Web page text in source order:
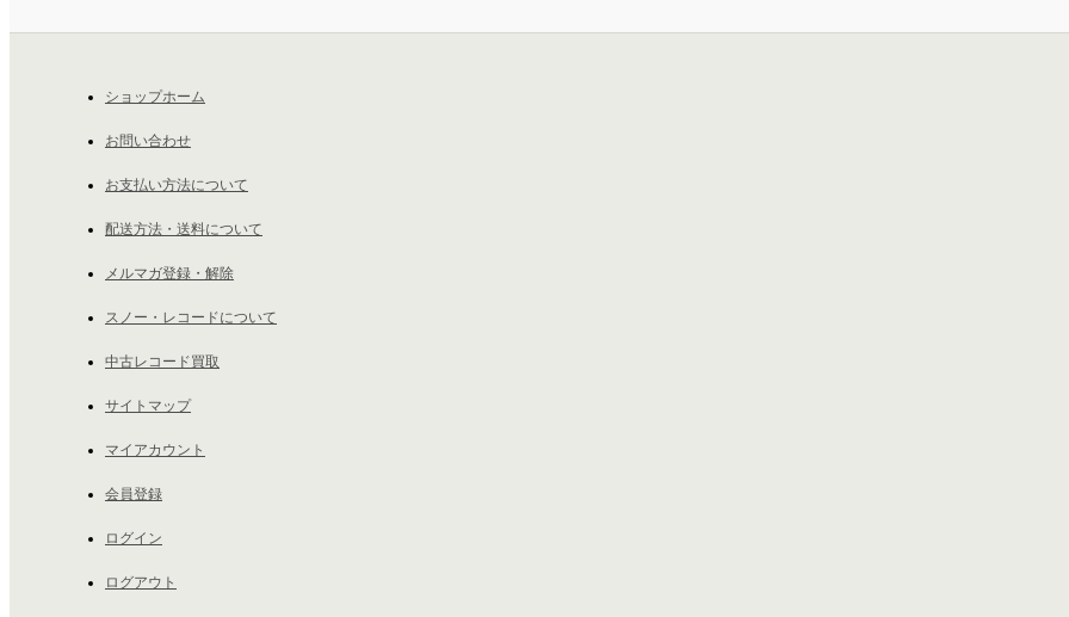
ショップホーム
お問い合わせ
お支払い方法について
配送方法・送料について
メルマガ登録・解除
スノー・レコードについて
中古レコード買取
サイトマップ
マイアカウント
会員登録
ログイン
ログアウト